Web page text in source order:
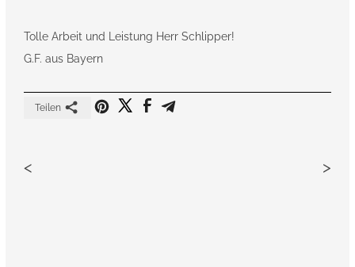
Tolle Arbeit und Leistung Herr Schlipper!
G.F. aus Bayern
Teilen
< >